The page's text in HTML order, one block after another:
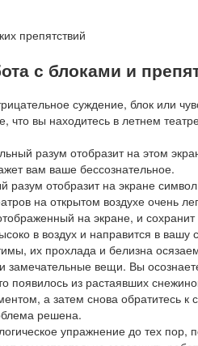
с блоками и
суждение, блок или
что вы находитесь в летнем
разум отобразит на этом
вам ваше бессознательное.
разум отобразит на экране
на открытом воздухе очень
на экране, и
в воздух и направится в
их прохлада и белизна
замечательные вещи. Вы
появилось из растаявших
а затем снова обратитесь к
решена.
упражнение до тех